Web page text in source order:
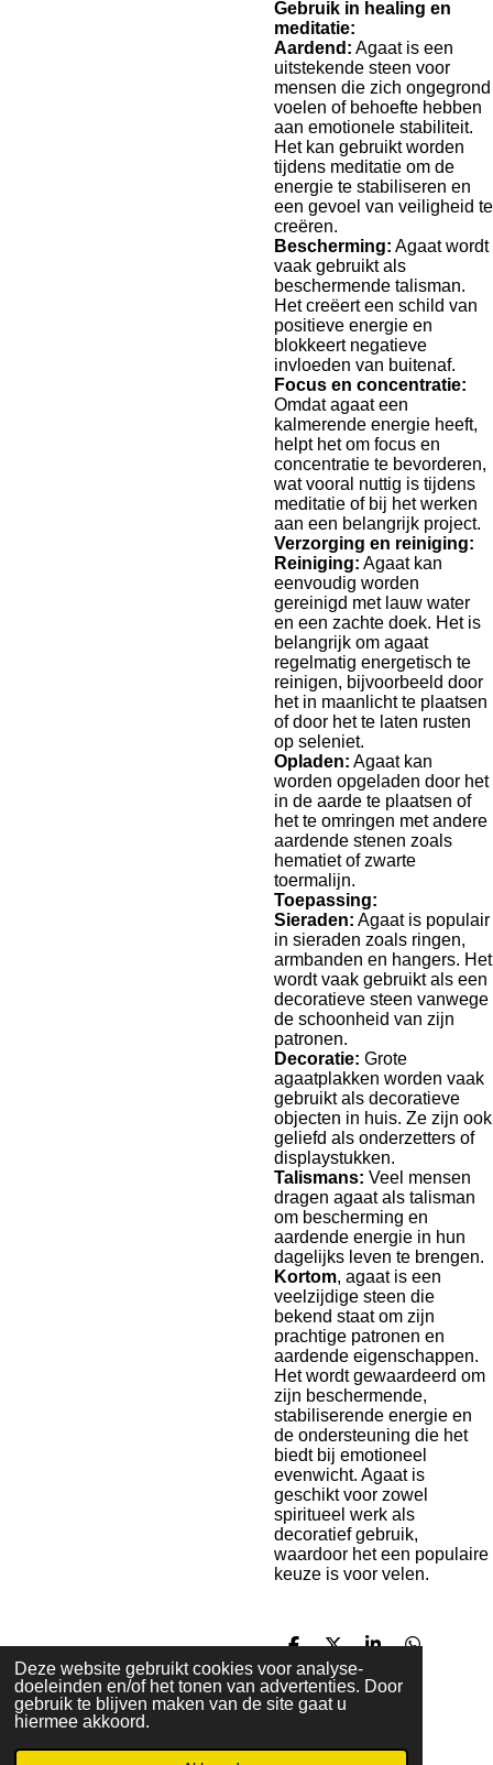
Deze website gebruikt cookies voor analyse-
doeleinden en/of het tonen van advertenties. Door
gebruik te blijven maken van de site gaat u
hiermee akkoord.
Gebruik in healing en
meditatie:
Aardend: Agaat is een
uitstekende steen voor
mensen die zich ongegrond
voelen of behoefte hebben
aan emotionele stabiliteit.
Het kan gebruikt worden
tijdens meditatie om de
energie te stabiliseren en
een gevoel van veiligheid te
creëren.
Bescherming: Agaat wordt
vaak gebruikt als
beschermende talisman.
Het creëert een schild van
positieve energie en
blokkeert negatieve
invloeden van buitenaf.
Focus en concentratie:
Omdat agaat een
kalmerende energie heeft,
helpt het om focus en
concentratie te bevorderen,
wat vooral nuttig is tijdens
meditatie of bij het werken
aan een belangrijk project.
Verzorging en reiniging:
Reiniging: Agaat kan
eenvoudig worden
gereinigd met lauw water
en een zachte doek. Het is
belangrijk om agaat
regelmatig energetisch te
reinigen, bijvoorbeeld door
het in maanlicht te plaatsen
of door het te laten rusten
op seleniet.
Opladen: Agaat kan
worden opgeladen door het
in de aarde te plaatsen of
het te omringen met andere
aardende stenen zoals
hematiet of zwarte
toermalijn.
Toepassing:
Sieraden: Agaat is populair
in sieraden zoals ringen,
armbanden en hangers. Het
wordt vaak gebruikt als een
decoratieve steen vanwege
de schoonheid van zijn
patronen.
Decoratie: Grote
agaatplakken worden vaak
gebruikt als decoratieve
objecten in huis. Ze zijn ook
geliefd als onderzetters of
displaystukken.
Talismans: Veel mensen
dragen agaat als talisman
om bescherming en
aardende energie in hun
dagelijks leven te brengen.
Kortom, agaat is een
veelzijdige steen die
bekend staat om zijn
prachtige patronen en
aardende eigenschappen.
Het wordt gewaardeerd om
zijn beschermende,
stabiliserende energie en
de ondersteuning die het
biedt bij emotioneel
evenwicht. Agaat is
geschikt voor zowel
spiritueel werk als
decoratief gebruik,
waardoor het een populaire
keuze is voor velen.
D
e
l
e
D
e
e
l
S
a
D
I
F
W